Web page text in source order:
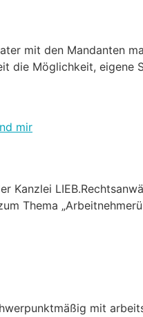
mit den Mandanten
die Möglichkeit, eigene
mir
Kanzlei
Thema
mit